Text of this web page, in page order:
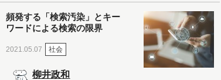
頻発する「検索汚染」とキー
ワードによる検索の限界
2021.05.07 社会
柳井政和